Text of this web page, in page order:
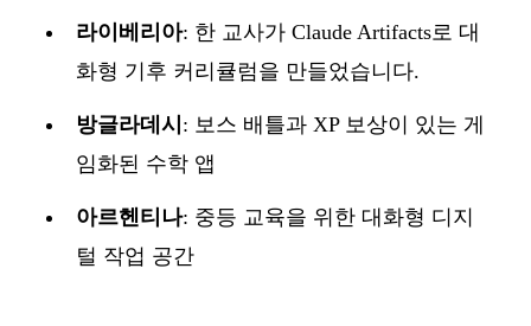
라이베리아: 한 교사가 Claude Artifacts로 대
화형 기후 커리큘럼을 만들었습니다.
방글라데시 : 보스 배틀과 XP 보상이 있는 게
임화된 수학 앱
아르헨티나: 중등 교육을 위한 대화형 디지
털 작업 공간